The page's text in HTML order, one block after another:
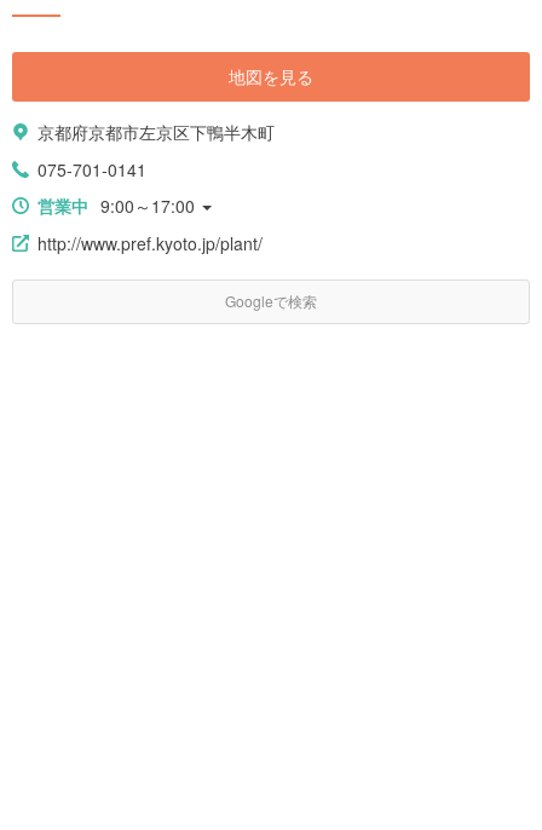
地図を見る
京都府京都市左京区下鴨半木町
075-701-0141
営業中 9:00～17:00
http://www.pref.kyoto.jp/plant/
Googleで検索